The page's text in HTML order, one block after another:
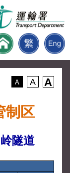
A A A
制区
隧道